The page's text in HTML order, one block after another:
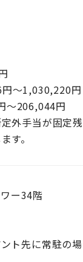
～1,030,220円
～206,044円
外手当が固定
す。
ー34階
ト先に常駐の場